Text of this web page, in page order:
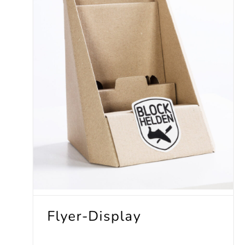
Flyer-Display